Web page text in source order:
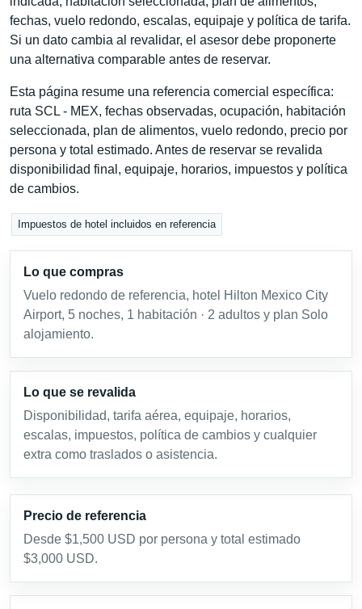
fechas, vuelo redondo, escalas, equipaje y política de tarifa.
Si un dato cambia al revalidar, el asesor debe proponerte
una alternativa comparable antes de reservar.
Esta página resume una referencia comercial específica:
ruta SCL - MEX, fechas observadas, ocupación, habitación
seleccionada, plan de alimentos, vuelo redondo, precio por
persona y total estimado. Antes de reservar se revalida
disponibilidad final, equipaje, horarios, impuestos y política
de cambios.
Impuestos de hotel incluidos en referencia
Lo que compras
Vuelo redondo de referencia, hotel Hilton Mexico City
Airport, 5 noches, 1 habitación · 2 adultos y plan Solo
alojamiento.
Lo que se revalida
Disponibilidad, tarifa aérea, equipaje, horarios,
escalas, impuestos, política de cambios y cualquier
extra como traslados o asistencia.
Precio de referencia
Desde $1,500 USD por persona y total estimado
$3,000 USD.